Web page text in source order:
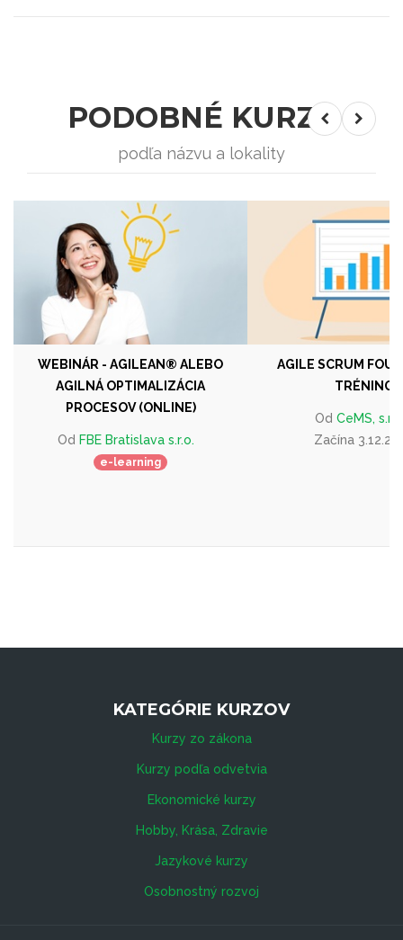
PODOBNÉ KURZY
podľa názvu a lokality
WEBINÁR - AGILEAN® ALEBO
AGILNÁ OPTIMALIZÁCIA
PROCESOV (ONLINE)
Od FBE Bratislava s.r.o.
e-learning
AGILE SCRUM
TRÉNING
Od CeMS,
Začína
KATEGÓRIE KURZOV
Kurzy zo zákona
Kurzy podľa odvetvia
Ekonomické kurzy
Hobby, Krása, Zdravie
Jazykové kurzy
Osobnostný rozvoj